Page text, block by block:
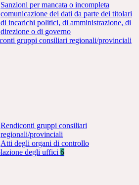
Sanzioni per mancata o incompleta
comunicazione dei dati da parte dei titolari
di incarichi politici, di amministrazione, di
direzione o di governo
gruppi consiliari regionali/provinciali
Rendiconti gruppi consiliari
regionali/provinciali
Atti degli organi di controllo
degli uffici 6